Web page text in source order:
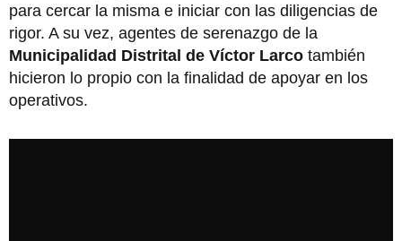
para cercar la misma e iniciar con las diligencias de
rigor. A su vez, agentes de serenazgo de la
Municipalidad Distrital de Víctor Larco también
hicieron lo propio con la finalidad de apoyar en los
operativos.